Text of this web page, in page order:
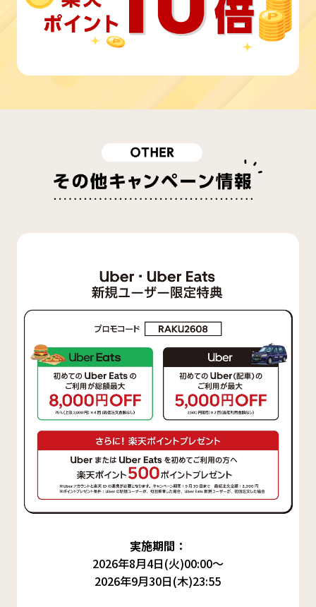
実施期間：
2026年8月4日(火)00:00～
2026年9月30日(木)23:55